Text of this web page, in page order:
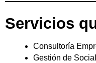
Servicios
Consultoría
Gestión de